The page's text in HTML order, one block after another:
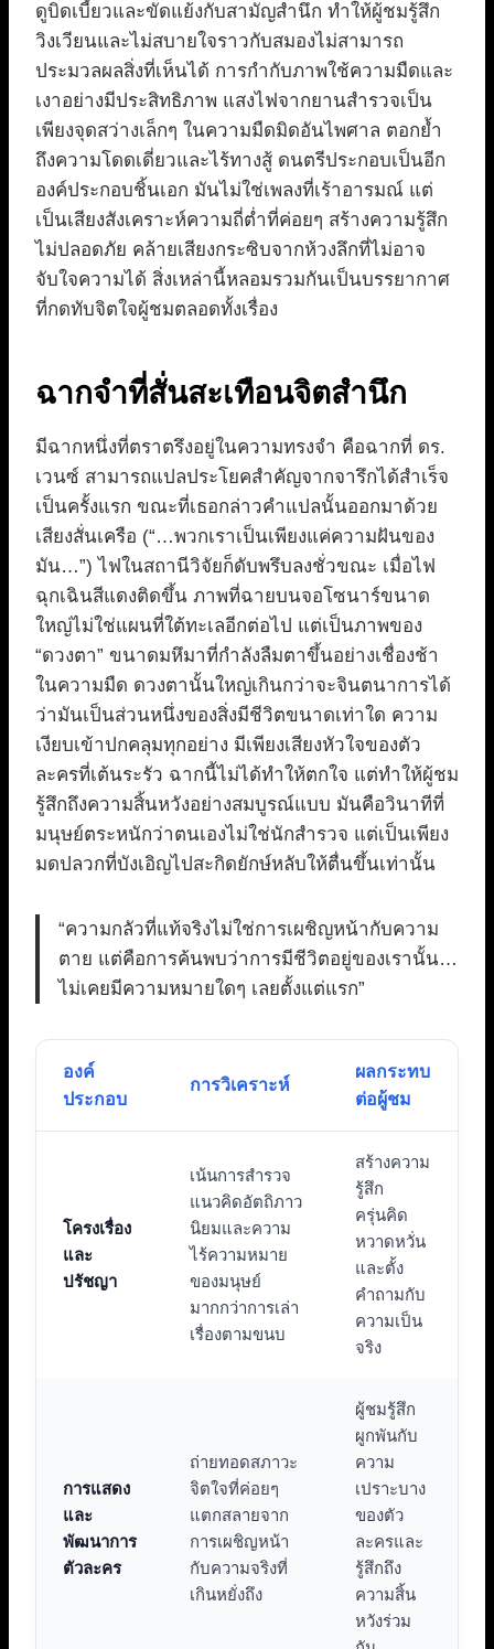
ดูบิดเบี้ยวและขัดแย้งกับสามัญสำนึก ทำให้ผู้ชมรู้สึก
วิงเวียนและไม่สบายใจราวกับสมองไม่สามารถ
ประมวลผลสิ่งที่เห็นได้ การกำกับภาพใช้ความมืดและ
เงาอย่างมีประสิทธิภาพ แสงไฟจากยานสำรวจเป็น
เพียงจุดสว่างเล็กๆ ในความมืดมิดอันไพศาล ตอกย้ำ
ถึงความโดดเดี่ยวและไร้ทางสู้ ดนตรีประกอบเป็นอีก
องค์ประกอบชิ้นเอก มันไม่ใช่เพลงที่เร้าอารมณ์ แต่
เป็นเสียงสังเคราะห์ความถี่ต่ำที่ค่อยๆ สร้างความรู้สึก
ไม่ปลอดภัย คล้ายเสียงกระซิบจากห้วงลึกที่ไม่อาจ
จับใจความได้ สิ่งเหล่านี้หลอมรวมกันเป็นบรรยากาศ
ที่กดทับจิตใจผู้ชมตลอดทั้งเรื่อง
ฉากจำที่สั่นสะเทือนจิตสำนึก
มีฉากหนึ่งที่ตราตรึงอยู่ในความทรงจำ คือฉากที่ ดร.
เวนซ์ สามารถแปลประโยคสำคัญจากจารึกได้สำเร็จ
เป็นครั้งแรก ขณะที่เธอกล่าวคำแปลนั้นออกมาด้วย
เสียงสั่นเครือ (“…พวกเราเป็นเพียงแค่ความฝันของ
มัน…”) ไฟในสถานีวิจัยก็ดับพรึบลงชั่วขณะ เมื่อไฟ
ฉุกเฉินสีแดงติดขึ้น ภาพที่ฉายบนจอโซนาร์ขนาด
ใหญ่ไม่ใช่แผนที่ใต้ทะเลอีกต่อไป แต่เป็นภาพของ
“ดวงตา” ขนาดมหึมาที่กำลังลืมตาขึ้นอย่างเชื่องช้า
ในความมืด ดวงตานั้นใหญ่เกินกว่าจะจินตนาการได้
ว่ามันเป็นส่วนหนึ่งของสิ่งมีชีวิตขนาดเท่าใด ความ
เงียบเข้าปกคลุมทุกอย่าง มีเพียงเสียงหัวใจของตัว
ละครที่เต้นระรัว ฉากนี้ไม่ได้ทำให้ตกใจ แต่ทำให้ผู้ชม
รู้สึกถึงความสิ้นหวังอย่างสมบูรณ์แบบ มันคือวินาทีที่
มนุษย์ตระหนักว่าตนเองไม่ใช่นักสำรวจ แต่เป็นเพียง
มดปลวกที่บังเอิญไปสะกิดยักษ์หลับให้ตื่นขึ้นเท่านั้น
“ความกลัวที่แท้จริงไม่ใช่การเผชิญหน้ากับความ
ตาย แต่คือการค้นพบว่าการมีชีวิตอยู่ของเรานั้น…
ไม่เคยมีความหมายใดๆ เลยตั้งแต่แรก”
องค์
ประกอบ
การวิเคราะห์
ผลกระทบ
ต่อผู้ชม
โครงเรื่อง
และ
ปรัชญา
เน้นการสำรวจ
แนวคิดอัตถิภาว
นิยมและความ
ไร้ความหมาย
ของมนุษย์
มากกว่าการเล่า
เรื่องตามขนบ
สร้างความ
รู้สึก
ครุ่นคิด
หวาดหวั่น
และตั้ง
คำถามกับ
ความเป็น
จริง
การแสดง
และ
พัฒนาการ
ตัวละคร
ถ่ายทอดสภาวะ
จิตใจที่ค่อยๆ
แตกสลายจาก
การเผชิญหน้า
กับความจริงที่
เกินหยั่งถึง
ผู้ชมรู้สึก
ผูกพันกับ
ความ
เปราะบาง
ของตัว
ละครและ
รู้สึกถึง
ความสิ้น
หวังร่วม